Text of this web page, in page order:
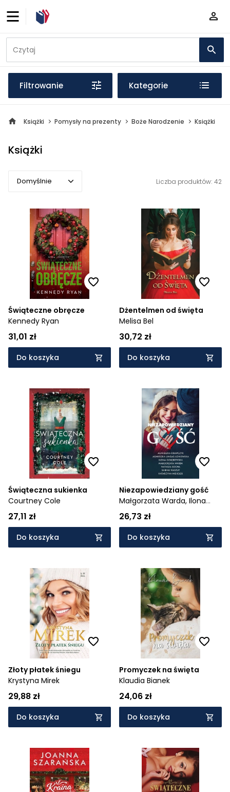
Filtrowanie Kategorie
Książki Pomysły na prezenty Boże Narodzenie Książki
Książki
Domyślnie
Domyślnie
Popularne
Cena rosnąco
Cena malejąco
Od najnowszych
Od najstarszych
Liczba produktów: 42
Świąteczne obręcze
Kennedy Ryan
31,01 zł
Do koszyka
Dżentelmen od święta
Melisa Bel
30,72 zł
Do koszyka
Świąteczna sukienka
Courtney Cole
27,11 zł
Do koszyka
Niezapowiedziany gość
Małgorzata Warda, Ilona
Gołębiewska,
Lingas-Łoniewska,
Socha,Agnieszka Krawczyk
26,73 zł
Do koszyka
Złoty płatek śniegu
Krystyna Mirek
29,88 zł
Do koszyka
Promyczek na święta
Klaudia Bianek
24,06 zł
Do koszyka